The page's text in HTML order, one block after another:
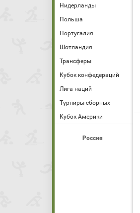
Нидерланды
Польша
Португалия
Шотландия
Трансферы
Кубок конфедераций
Лига наций
Турниры сборных
Кубок Америки
Россия